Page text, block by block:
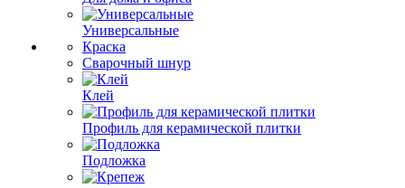
Универсальные
Краска
Сварочный шнур
Клей
Профиль для керамической плитки
Подложка